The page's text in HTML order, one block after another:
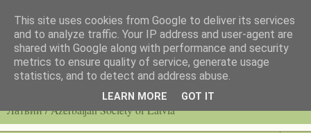
Latvijas azerbaidžāņu biedrību / Общество азербайджанцев
Латвии / Azerbaijan Society of Latvia
This site uses cookies from Google to deliver its services
and to analyze traffic. Your IP address and user-agent are
shared with Google along with performance and security
metrics to ensure quality of service, generate usage
statistics, and to detect and address abuse.
LEARN MORE GOT IT